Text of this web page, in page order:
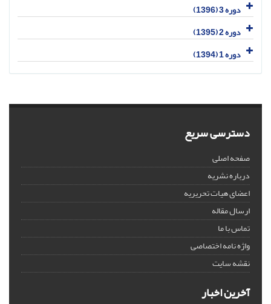
دوره 3 (1396)
دوره 2 (1395)
دوره 1 (1394)
دسترسی سریع
صفحه اصلی
درباره نشریه
اعضای هیات تحریریه
ارسال مقاله
تماس با ما
واژه نامه اختصاصی
نقشه سایت
آخرین اخبار